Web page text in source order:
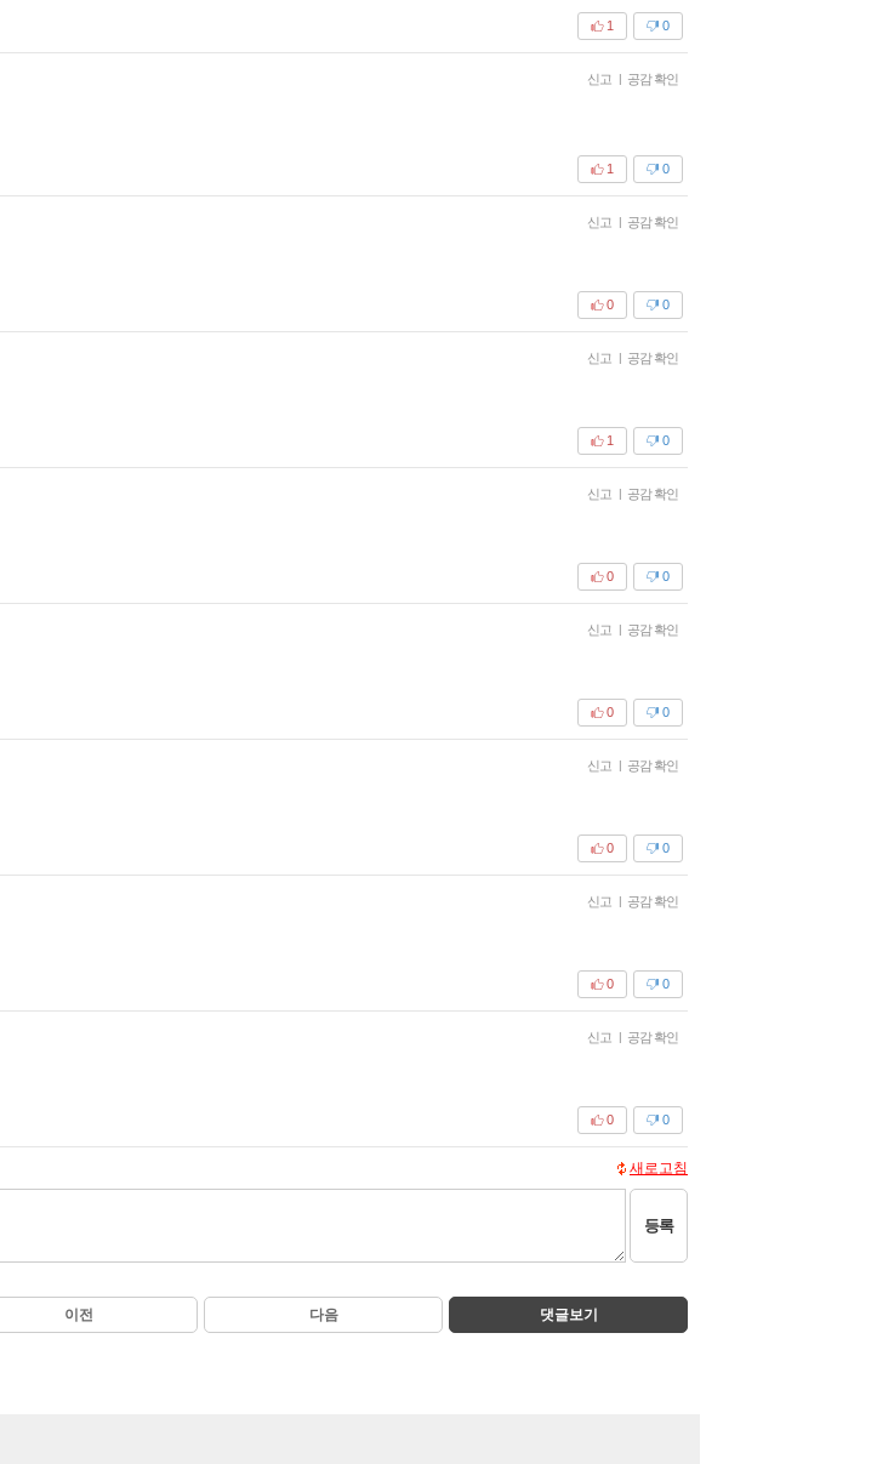
0
1
신고 | 공감 확인
0
1
신고 | 공감 확인
0
0
신고 | 공감 확인
0
1
신고 | 공감 확인
0
0
신고 | 공감 확인
0
0
신고 | 공감 확인
0
0
신고 | 공감 확인
0
0
신고 | 공감 확인
0
0
새로고침
등록
이전 다음 댓글보기